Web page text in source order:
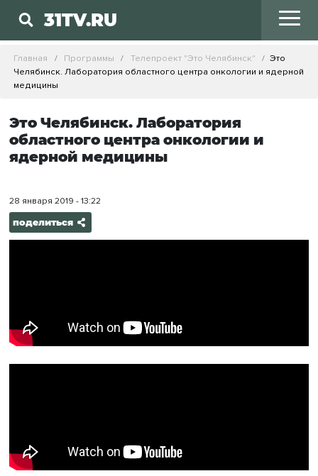
31TV.RU
Главная Программы Телепроект "Это Челябинск"
Это
Челябинск. Лаборатория областного центра онкологии и ядерной
медицины
Это Челябинск. Лаборатория
областного центра онкологии и
ядерной медицины
28 января 2019 - 13:22
поделиться